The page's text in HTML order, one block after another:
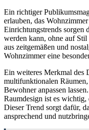
Ein richtiger
erlauben, das
Einrichtungstrends sorgen
werden kann, ohne auf
aus zeitgemäßen und
Wohnzimmer eine
Ein weiteres Merkmal des
multifunktionalen
Bewohner anpassen
Raumdesign ist es
Dieser Trend sorgt dafür,
ansprechend und